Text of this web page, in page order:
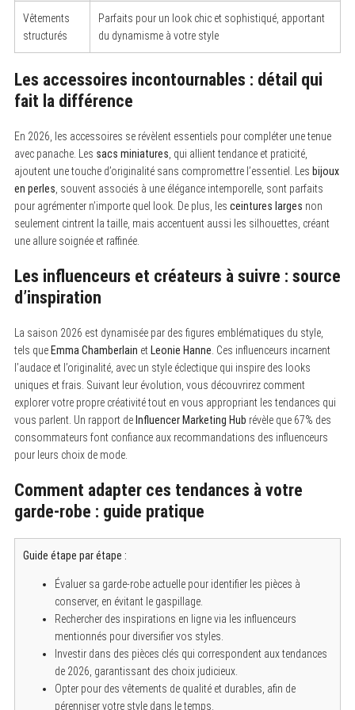
Vêtements
structurés
Parfaits pour un look chic et sophistiqué, apportant
du dynamisme à votre style
Les accessoires incontournables : détail qui
fait la différence
En 2026, les accessoires se révèlent essentiels pour compléter une tenue
avec panache. Les sacs miniatures , qui allient tendance et praticité,
ajoutent une touche d’originalité sans compromettre l’essentiel. Les bijoux
en perles , souvent associés à une élégance intemporelle, sont parfaits
pour agrémenter n’importe quel look. De plus, les ceintures larges non
seulement cintrent la taille, mais accentuent aussi les silhouettes, créant
une allure soignée et raffinée.
Les influenceurs et créateurs à suivre : source
d’inspiration
La saison 2026 est dynamisée par des figures emblématiques du style,
tels que Emma Chamberlain et Leonie Hanne . Ces influenceurs incarnent
l’audace et l’originalité, avec un style éclectique qui inspire des looks
uniques et frais. Suivant leur évolution, vous découvrirez comment
explorer votre propre créativité tout en vous appropriant les tendances qui
vous parlent. Un rapport de Influencer Marketing Hub révèle que 67% des
consommateurs font confiance aux recommandations des influenceurs
pour leurs choix de mode.
Comment adapter ces tendances à votre
garde-robe : guide pratique
Guide étape par étape :
Évaluer sa garde-robe actuelle pour identifier les pièces à
conserver, en évitant le gaspillage.
Rechercher des inspirations en ligne via les influenceurs
mentionnés pour diversifier vos styles.
Investir dans des pièces clés qui correspondent aux tendances
de 2026, garantissant des choix judicieux.
Opter pour des vêtements de qualité et durables, afin de
pérenniser votre style dans le temps.
S
a
r
h
o